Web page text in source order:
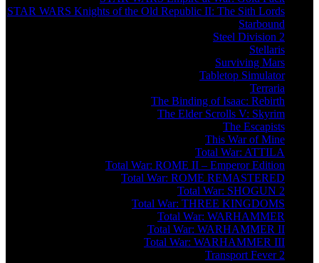
STAR WARS Knights of the Old Republic II: The Sith Lords
Starbound
Steel Division 2
Stellaris
Surviving Mars
Tabletop Simulator
Terraria
The Binding of Isaac: Rebirth
The Elder Scrolls V: Skyrim
The Escapists
This War of Mine
Total War: ATTILA
Total War: ROME II – Emperor Edition
Total War: ROME REMASTERED
Total War: SHOGUN 2
Total War: THREE KINGDOMS
Total War: WARHAMMER
Total War: WARHAMMER II
Total War: WARHAMMER III
Transport Fever 2